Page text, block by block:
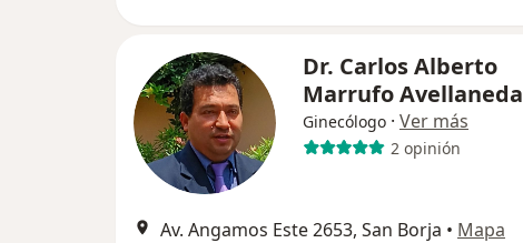
Dr. Carlos Alberto
Marrufo Avellaneda
Ginecólogo · Ver más
2 opinión
Av. Angamos Este 2653, San Borja • Mapa